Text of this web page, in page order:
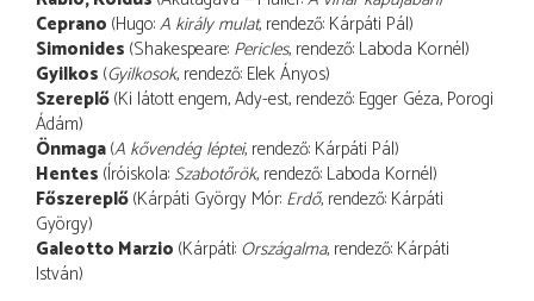
Ceprano (Hugo:A király mulat, rendező: Kárpáti Pál)
Simonides (Shakespeare: Pericles, rendező: Laboda Kornél)
Gyilkos (Gyilkosok, rendező: Elek Ányos)
Szereplő(Ki látott engem, Ady-est, rendező: Egger Géza, Porogi
Ádám)
Önmaga(A kővendég léptei, rendező: Kárpáti Pál)
Hentes (Íróiskola: Szabotőrök, rendező: Laboda Kornél)
Főszereplő(Kárpáti György Mór: Erdő, rendező: Kárpáti
György)
Galeotto Marzio (Kárpáti: Országalma, rendező: Kárpáti
István)